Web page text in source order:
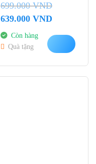
699.000VND
Giá
là:
699.000 VND.
639.000 VNDGiá
tại
Còn hàng
Quà tặng